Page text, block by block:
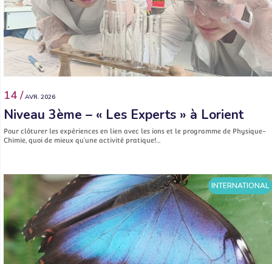
14 / AVR. 2026
Niveau 3ème – « Les Experts » à Lorient
Pour clôturer les expériences en lien avec les ions et le programme de Physique-
Chimie, quoi de mieux qu’une activité pratique!…
INTERNATIONAL